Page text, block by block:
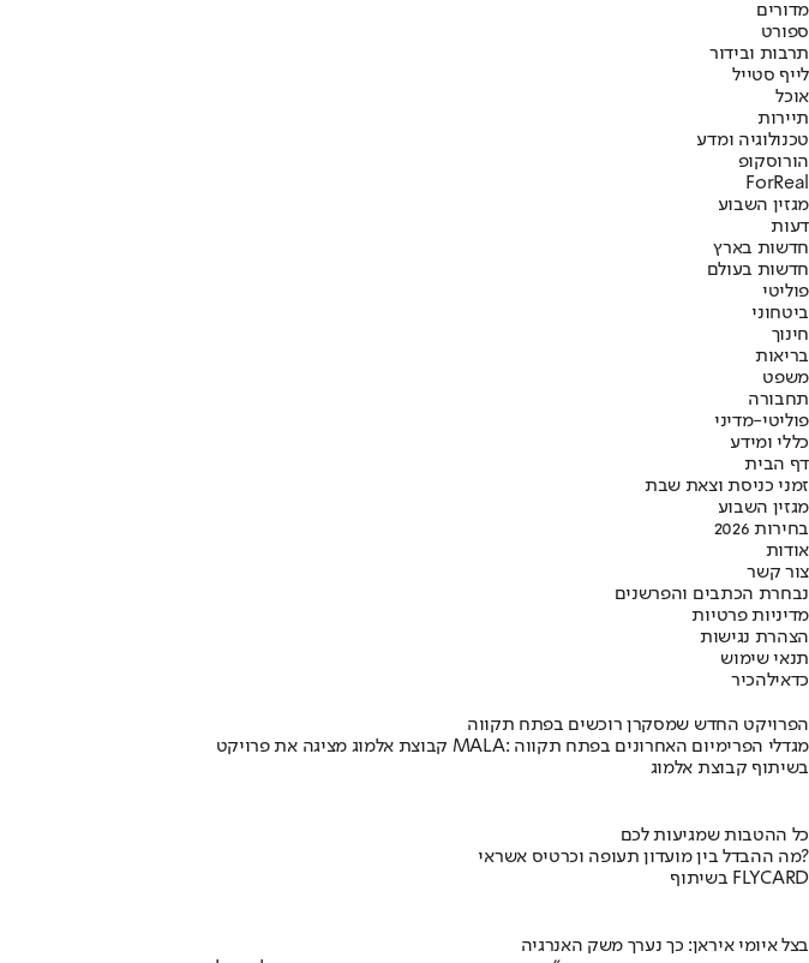
מדורים
ספורט
תרבות ובידור
לייף סטייל
אוכל
תיירות
טכנולוגיה ומדע
הורוסקופ
ForReal
מגזין השבוע
דעות
חדשות בארץ
חדשות בעולם
פוליטי
ביטחוני
חינוך
בריאות
משפט
תחבורה
פוליטי-מדיני
כללי ומידע
דף הבית
זמני כניסת וצאת שבת
מגזין השבוע
בחירות 2026
אודות
צור קשר
נבחרת הכתבים והפרשנים
מדיניות פרטיות
הצהרת נגישות
תנאי שימוש
כדאילהכיר
הפרויקט החדש שמסקרן רוכשים בפתח תקווה
קבוצת אלמוג מציגה את פרויקט MALA: מגדלי הפרימיום האחרונים בפתח תקווה
בשיתוף קבוצת אלמוג
כל ההטבות שמגיעות לכם
מה ההבדל בין מועדון תעופה וכרטיס אשראי?
בשיתוף FLYCARD
בצל איומי איראן: כך נערך משק האנרגיה